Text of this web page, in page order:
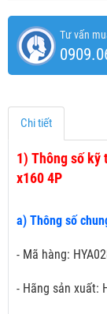
Tư vấn
Chi tiết
1) Thông số kỹ
x160 4P
a) Thông số
- Mã hàng:
- Hãng sản xuất: